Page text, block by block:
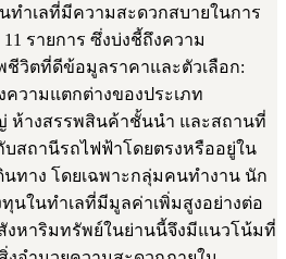
ำเลที่มีความสะดวกสบายในการ
รายการ ซึ่งบ่งชี้ถึงความ
วิตที่ดีข้อมูลราคาและตัวเลือก:
ความแตกต่างของประเภท
ห้างสรรพสินค้าชั้นนำ และสถานที่
สถานีรถไฟฟ้าโดยตรงหรืออยู่ใน
ทาง โดยเฉพาะกลุ่มคนทำงาน นัก
นในทำเลที่มีมูลค่าเพิ่มสูงอย่างต่อ
งหาริมทรัพย์ในย่านนี้จึงมีแนวโน้มที่